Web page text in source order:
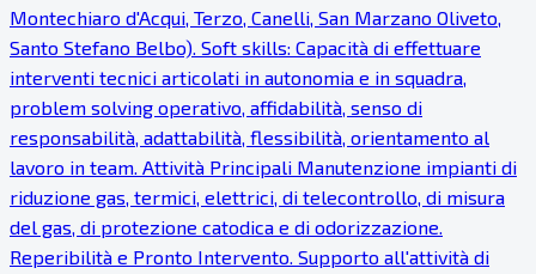
Montechiaro d'Acqui, Terzo, Canelli, San Marzano Oliveto,
Santo Stefano Belbo). Soft skills: Capacità di effettuare
interventi tecnici articolati in autonomia e in squadra,
problem solving operativo, affidabilità, senso di
responsabilità, adattabilità, flessibilità, orientamento al
lavoro in team. Attività Principali Manutenzione impianti di
riduzione gas, termici, elettrici, di telecontrollo, di misura
del gas, di protezione catodica e di odorizzazione.
Reperibilità e Pronto Intervento. Supporto all'attività di